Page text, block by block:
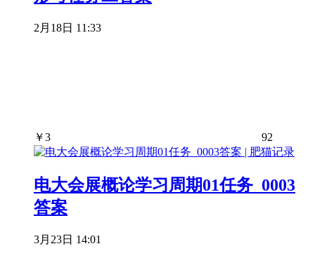
2月18日 11:33
￥3 92
电大会展概论学习周期01任务_0003
答案
3月23日 14:01